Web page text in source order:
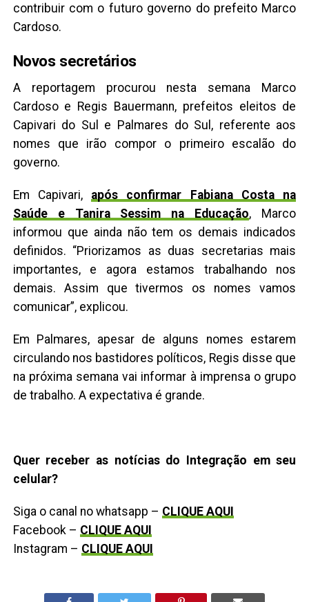
contribuir com o futuro governo do prefeito Marco
Cardoso.
Novos secretários
A reportagem procurou nesta semana Marco
Cardoso e Regis Bauermann, prefeitos eleitos de
Capivari do Sul e Palmares do Sul, referente aos
nomes que irão compor o primeiro escalão do
governo.
Em Capivari, após confirmar Fabiana Costa na
Saúde e Tanira Sessim na Educação, Marco
informou que ainda não tem os demais indicados
definidos. “Priorizamos as duas secretarias mais
importantes, e agora estamos trabalhando nos
demais. Assim que tivermos os nomes vamos
comunicar”, explicou.
Em Palmares, apesar de alguns nomes estarem
circulando nos bastidores políticos, Regis disse que
na próxima semana vai informar à imprensa o grupo
de trabalho. A expectativa é grande.
Quer receber as notícias do Integração em seu
celular?
Siga o canal no whatsapp – CLIQUE AQUI
Facebook – CLIQUE AQUI
Instagram – CLIQUE AQUI